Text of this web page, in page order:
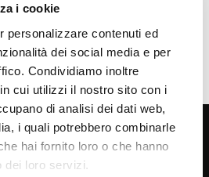
i cookie
personalizzare contenuti ed
dei social media e per
Condividiamo inoltre
cui utilizzi il nostro sito con i
di analisi dei dati web,
i quali potrebbero combinarle
hai fornito loro o che hanno
loro servizi.